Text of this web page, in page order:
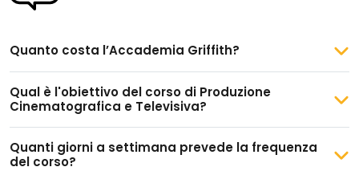
Quanto costa l’Accademia Griffith?
Qual è l'obiettivo del corso di Produzione
Cinematografica e Televisiva?
Quanti giorni a settimana prevede la frequenza
del corso?